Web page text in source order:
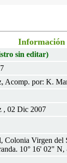
Información
sin editar)
Acomp. por: K.
, 02 Dic 2007
Colonia Virgen del
10° 16' 02"